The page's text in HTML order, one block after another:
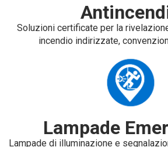
Soluzioni certificate per la
incendio indirizzate,
Lampade
Lampade di illuminazione e